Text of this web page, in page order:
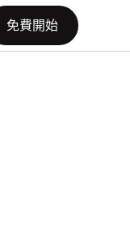
免費開始